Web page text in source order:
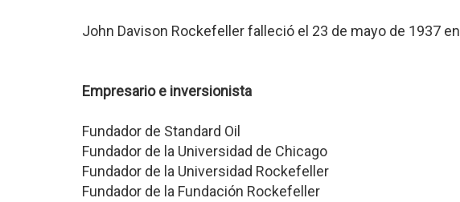
John Davison Rockefeller falleció el 23 de mayo de 1937 en
Empresario e inversionista
Fundador de Standard Oil
Fundador de la Universidad de Chicago
Fundador de la Universidad Rockefeller
Fundador de la Fundación Rockefeller